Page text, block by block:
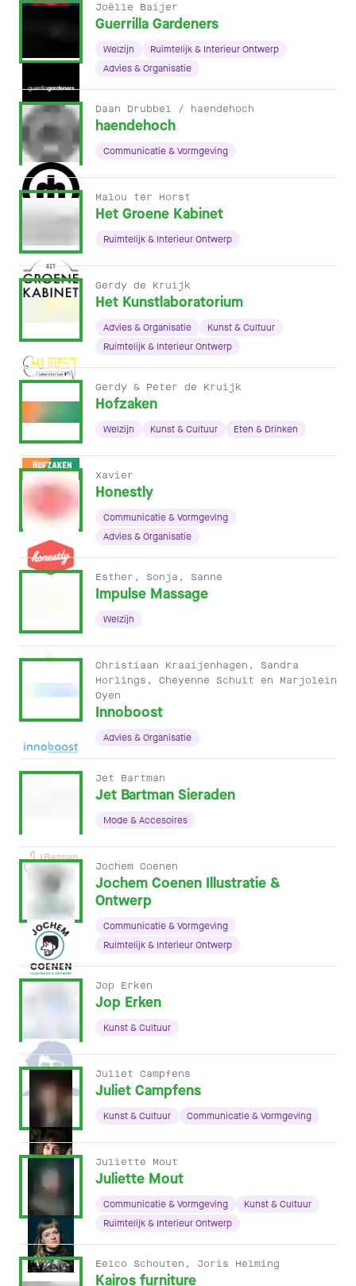
Joëlle Baijer
Guerrilla Gardeners
Welzijn
Ruimtelijk & Interieur Ontwerp
Advies & Organisatie
Daan Drubbel / haendehoch
haendehoch
Communicatie & Vormgeving
Malou ter Horst
Het Groene Kabinet
Ruimtelijk & Interieur Ontwerp
Gerdy de Kruijk
Het Kunstlaboratorium
Advies & Organisatie
Kunst & Cultuur
Ruimtelijk & Interieur Ontwerp
Gerdy & Peter de Kruijk
Hofzaken
Welzijn Kunst & Cultuur Eten & Drinken
Xavier
Honestly
Communicatie & Vormgeving
Advies & Organisatie
Esther, Sonja, Sanne
Impulse Massage
Welzijn
Christiaan Kraaijenhagen, Sandra
Horlings, Cheyenne Schuit en Marjolein
Oyen
Innoboost
Advies & Organisatie
Jet Bartman
Jet Bartman Sieraden
Mode & Accesoires
Jochem Coenen
Jochem Coenen Illustratie &
Ontwerp
Communicatie & Vormgeving
Ruimtelijk & Interieur Ontwerp
Jop Erken
Jop Erken
Kunst & Cultuur
Juliet Campfens
Juliet Campfens
Kunst & Cultuur Communicatie & Vormgeving
Juliette Mout
Juliette Mout
Communicatie & Vormgeving
Kunst & Cultuur
Ruimtelijk & Interieur Ontwerp
Eelco Schouten, Joris Helming
Kairos furniture